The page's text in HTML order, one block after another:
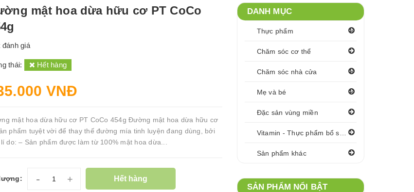
mật hoa dừa hữu cơ PT CoCo
đánh giá
thái: Hết hàng
VNĐ
mật hoa dừa hữu cơ PT CoCo 454g Đường mật hoa dừa hữu cơ
phẩm tuyệt vời để thay thế đường mía tinh luyện đang dùng, bởi
do: – Sản phẩm được làm từ 100% mật hoa dừa...
- + Hết hàng
DANH MỤC
Thực phẩm
Chăm sóc cơ thể
Chăm sóc nhà cửa
Mẹ và bé
Đặc sản vùng miền
Sản phẩm khác
SẢN PHẨM NỔI BẬT